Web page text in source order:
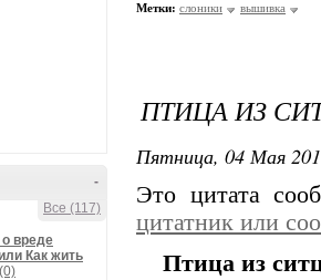
-
Все (117)
вреде
Как жить
(0)
Метки: слоники вышивка
ПТИЦА ИЗ
Пятница, 04 Мая
Это цитата
цитатник или
Птица из